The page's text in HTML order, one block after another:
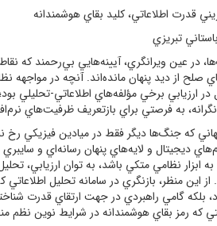
قدرت اطلاعاتي، کليد بقاي هوشمندانه
تبريزي
در عين ويرانگري، آيينه‌هايي بي‌رحمند که
در ارزيابي برخي مؤلفه‌هاي اطلاعاتي-تحليلي
به فرصتي براي بازتعريف ظرفيت‌هاي
که جنگ‌ها ديگر فقط در ميادين فيزيکي رخ
ديجيتال و لايه‌هاي پنهان رسانه‌اي و
ابزار نظامي متکي باشد، به توان ارزيابي،
اين منظر، بازنگري در سامانه تحليل
بلکه گامي راهبردي در جهت ارتقاي قدرت
که رمز بقاي هوشمندانه در شرايط نوين نظم